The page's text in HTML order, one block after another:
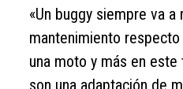
«Un buggy siempre va a
mantenimiento
una moto y más en
son una adaptación de